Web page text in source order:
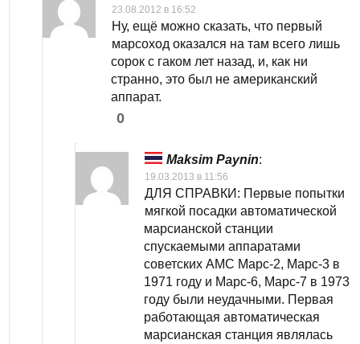
23.08.2012 в 16:52
Ну, ещё можно сказать, что первый
марсоход оказался на там всего лишь
сорок с гаком лет назад, и, как ни
странно, это был не американский
аппарат.
0
Maksim Paynin:
19.03.2013 в 11:56
ДЛЯ СПРАВКИ: Первые попытки
мягкой посадки автоматической
марсианской станции
спускаемыми аппаратами
советских АМС Марс-2, Марс-3 в
1971 году и Марс-6, Марс-7 в 1973
году были неудачными. Первая
работающая автоматическая
марсианская станция являлась